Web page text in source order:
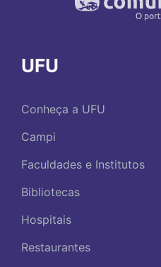
UFU
Conheça a UFU
Campi
Faculdades e Institutos
Bibliotecas
Hospitais
Restaurantes